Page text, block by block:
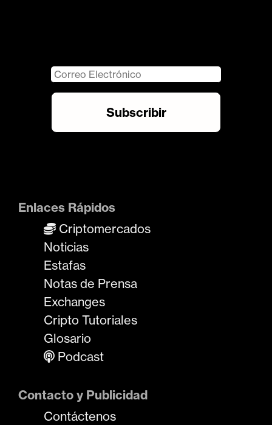
Enlaces Rápidos
Criptomercados
Noticias
Estafas
Notas de Prensa
Exchanges
Cripto Tutoriales
Glosario
Podcast
Contacto y Publicidad
Contáctenos